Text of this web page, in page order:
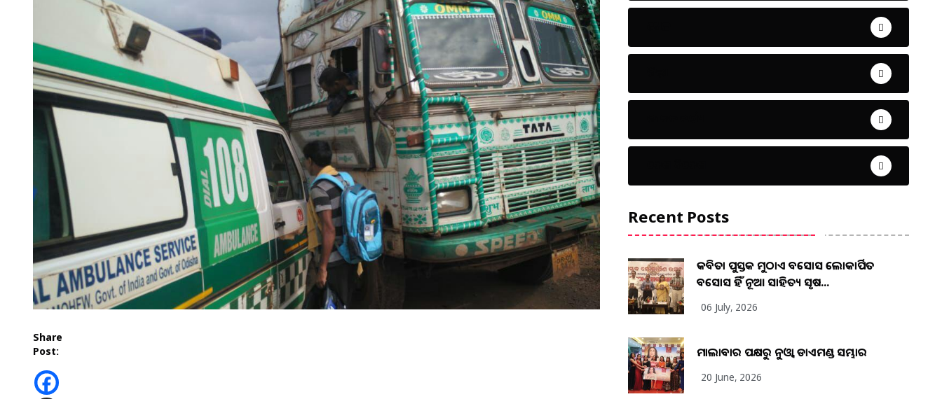
Share
Post:
Recent Posts
କବିତା ପୁସ୍ତକ ମୁଠାଏ ଅବସୋସ ଲୋକାର୍ପିତ
ଅବସୋସ ହିଁ ନୂଆ ସାହିତ୍ୟ ସୃଷ...
06 July, 2026
ମାଲାବାର ପକ୍ଷରୁ ନୁଓ୍ବା ଡାଏମଣ୍ଡ ସମ୍ଭାର
20 June, 2026